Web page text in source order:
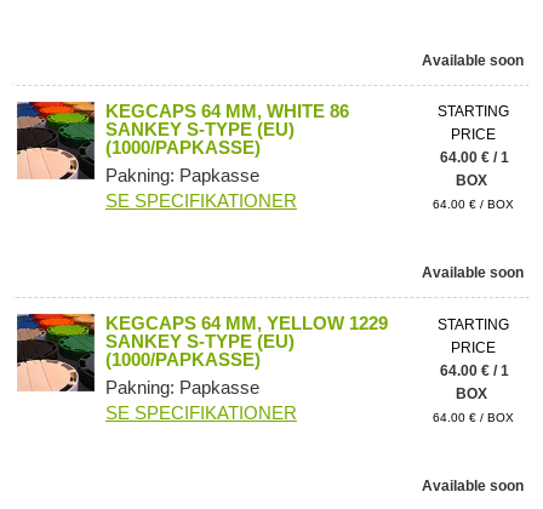
Available soon
KEGCAPS 64 MM, WHITE 86
SANKEY S-TYPE (EU)
(1000/PAPKASSE)
Pakning: Papkasse
SE SPECIFIKATIONER
STARTING
PRICE
64.00 € / 1
BOX
64.00 € / BOX
Available soon
KEGCAPS 64 MM, YELLOW 1229
SANKEY S-TYPE (EU)
(1000/PAPKASSE)
Pakning: Papkasse
SE SPECIFIKATIONER
STARTING
PRICE
64.00 € / 1
BOX
64.00 € / BOX
Available soon